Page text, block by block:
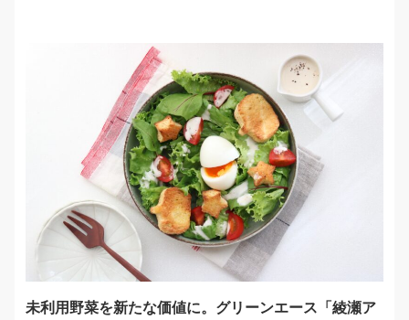
未利用野菜を新たな価値に。グリーンエース「綾瀬ア